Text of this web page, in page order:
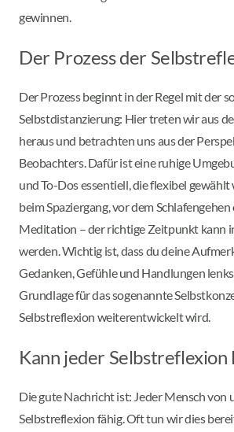
gewinnen.
Der Prozess der
Der Prozess beginnt in der Regel mit der
Selbstdistanzierung: Hier treten wir aus
heraus und betrachten uns aus der
Beobachters. Dafür ist eine ruhige
und To-Dos essentiell, die flexibel
beim Spaziergang, vor dem
Meditation – der richtige Zeitpunkt kann
werden. Wichtig ist, dass du deine
Gedanken, Gefühle und Handlungen
Grundlage für das sogenannte
Selbstreflexion weiterentwickelt wird.
Kann jeder Selbstreflexion
Die gute Nachricht ist: Jeder Mensch von
Selbstreflexion fähig. Oft tun wir dies